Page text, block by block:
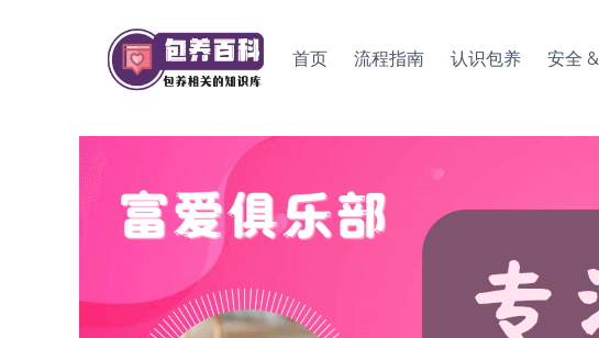
首页 流程指南 认识包养 安全